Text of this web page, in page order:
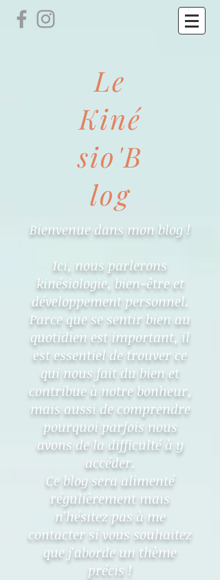
Le
Kiné
sio'B
log
Bienvenue dans mon blog !
Ici, nous parlerons
kinésiologie, bien-être et
développement personnel.
Parce que se sentir bien au
quotidien est important, il
est essentiel de trouver ce
qui nous fait du bien et
contribue à notre bonheur,
mais aussi de comprendre
pourquoi parfois nous
avons de la difficulté à y
accéder.
Ce blog sera alimenté
régulièrement mais
n'hésitez pas à me
contacter si vous souhaitez
que j'aborde un thème
précis !